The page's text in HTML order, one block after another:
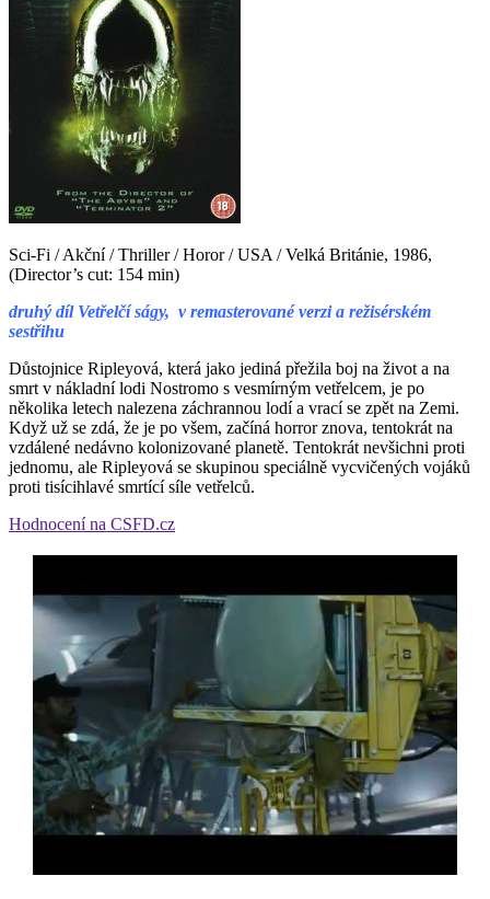
Sci-Fi / Akční / Thriller / Horor / USA / Velká Británie, 1986,
(Director’s cut: 154 min)
druhý díl Vetřelčí ságy, v remasterované verzi a režisérském
sestřihu
Důstojnice Ripleyová, která jako jediná přežila boj na život a na
smrt v nákladní lodi Nostromo s vesmírným vetřelcem, je po
několika letech nalezena záchrannou lodí a vrací se zpět na Zemi.
Když už se zdá, že je po všem, začíná horror znova, tentokrát na
vzdálené nedávno kolonizované planetě. Tentokrát nevšichni proti
jednomu, ale Ripleyová se skupinou speciálně vycvičených vojáků
proti tisícihlavé smrtící síle vetřelců.
Hodnocení na CSFD.cz